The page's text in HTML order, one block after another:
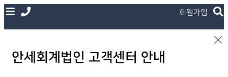
회원가입
안세회계법인 고객센터 안내